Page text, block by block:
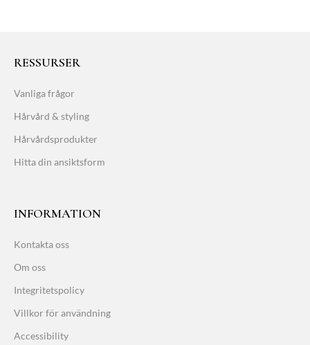
RESSURSER
Vanliga frågor
Hårvård & styling
Hårvårdsprodukter
Hitta din ansiktsform
INFORMATION
Kontakta oss
Om oss
Integritetspolicy
Villkor för användning
Accessibility